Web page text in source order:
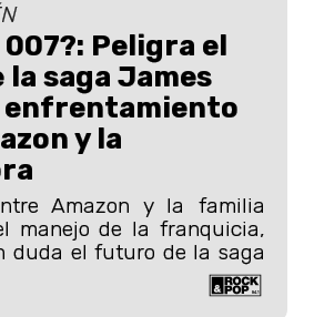
Peligra el
saga James
enfrentamiento
y la
Amazon y la familia
manejo de la franquicia,
duda el futuro de la saga